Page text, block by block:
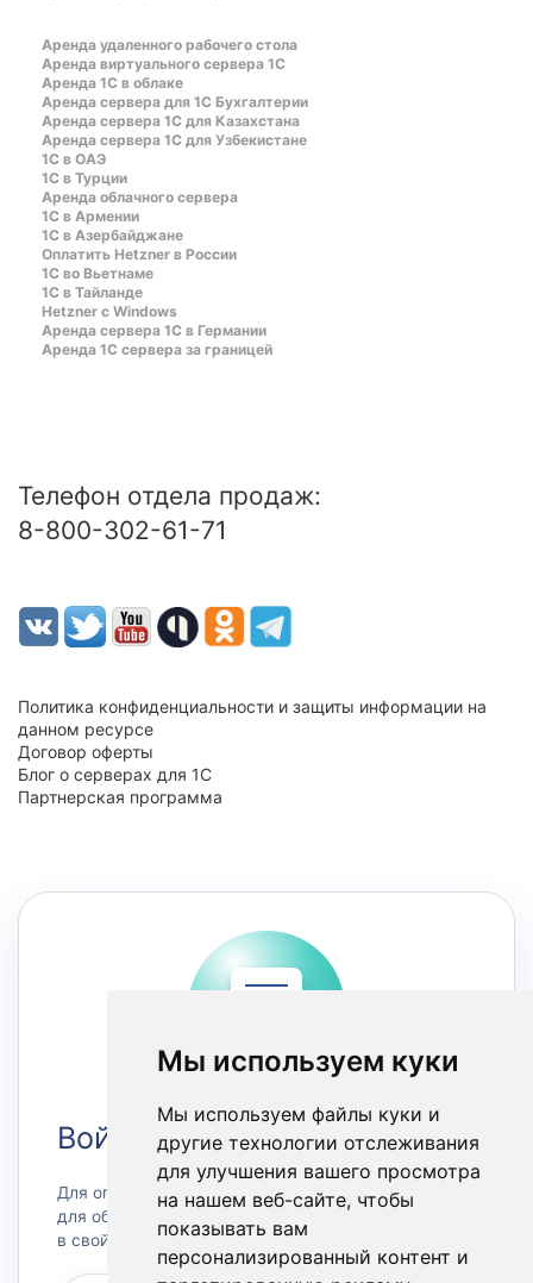
Мы используем куки
Мы используем файлы куки и
другие технологии отслеживания
для улучшения вашего просмотра
на нашем веб-сайте, чтобы
показывать вам
персонализированный контент и
Аренда удаленного рабочего стола
Аренда виртуального сервера 1С
Аренда 1С в облаке
Аренда сервера для 1С Бухгалтерии
Аренда сервера 1С для Казахстана
Аренда сервера 1С для Узбекистане
1C в ОАЭ
1C в Турции
Аренда облачного сервера
1С в Армении
1С в Азербайджане
Оплатить Hetzner в России
1С во Вьетнаме
1С в Тайланде
Hetzner c Windows
Аренда сервера 1С в Германии
Аренда 1С сервера за границей
Телефон отдела продаж:
8-800-302-61-71
Политика конфиденциальности и защиты информации на
данном ресурсе
Договор оферты
Блог о серверах для 1С
Партнерская программа
Войти в Личный кабинет
Для оплаты счетов или заказа сервера, а также
для обращения в техническую поддержку зайдите
в свой личный кабинет.